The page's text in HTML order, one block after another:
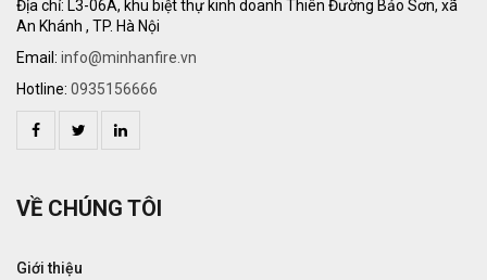
Địa chỉ: L3-06A, khu biệt thự kinh doanh Thiên Đường Bảo Sơn, xã
An Khánh , TP. Hà Nội
Email: info@minhanfire.vn
Hotline: 0935156666
VỀ CHÚNG TÔI
Giới thiệu